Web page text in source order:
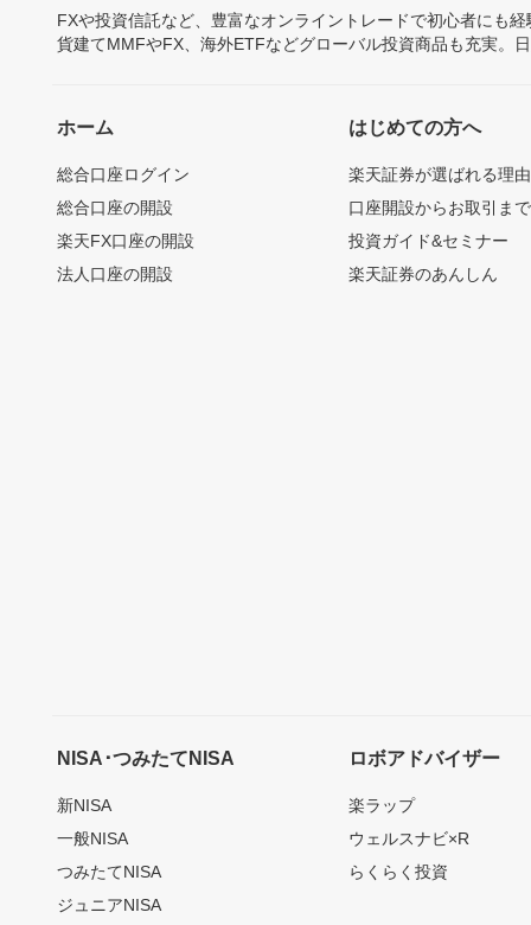
FXや投資信託など、豊富なオンライントレードで初心者にも
貨建てMMFやFX、海外ETFなどグローバル投資商品も充実。
ホーム
総合口座ログイン
総合口座の開設
楽天FX口座の開設
法人口座の開設
はじめての方へ
楽天証券が選ばれる理由
口座開設からお取引ま
投資ガイド&セミナー
楽天証券のあんしん
NISA･つみたてNISA
新NISA
一般NISA
つみたてNISA
ジュニアNISA
ロボアドバイザー
楽ラップ
ウェルスナビ×R
らくらく投資